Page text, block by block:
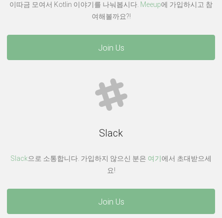
이따금 모여서 Kotlin 이야기를 나눠봅시다. Meeup에 가입하시고 참
여해볼까요?!
Join Us
Slack
Slack으로 소통합니다. 가입하지 않으신 분은 여기에서 초대받으세
요!
Join Us